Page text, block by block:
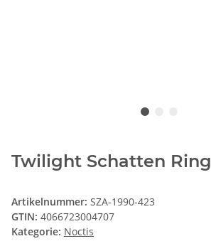
Twilight Schatten Ring
Artikelnummer: SZA-1990-423
GTIN: 4066723004707
Kategorie: Noctis